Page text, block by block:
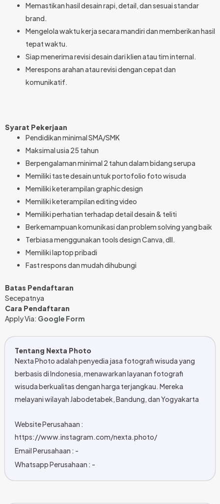
Memastikan hasil desain rapi, detail, dan sesuai standar
brand.
Mengelola waktu kerja secara mandiri dan memberikan hasil
tepat waktu.
Siap menerima revisi desain dari klien atau tim internal.
Merespons arahan atau revisi dengan cepat dan
komunikatif.
Syarat Pekerjaan
Pendidikan minimal SMA/SMK
Maksimal usia 25 tahun
Berpengalaman minimal 2 tahun dalam bidang serupa
Memiliki taste desain untuk portofolio foto wisuda
Memiliki keterampilan graphic design
Memiliki keterampilan editing video
Memiliki perhatian terhadap detail desain & teliti
Berkemampuan komunikasi dan problem solving yang baik
Terbiasa menggunakan tools design Canva, dll.
Memiliki laptop pribadi
Fast respons dan mudah dihubungi
Batas Pendaftaran
Secepatnya
Cara Pendaftaran
Apply Via: Google Form
Tentang Nexta Photo
Nexta Photo adalah penyedia jasa fotografi wisuda yang
berbasis di Indonesia, menawarkan layanan fotografi
wisuda berkualitas dengan harga terjangkau. Mereka
melayani wilayah Jabodetabek, Bandung, dan Yogyakarta
Website Perusahaan :
https://www.instagram.com/nexta.photo/
Email Perusahaan : -
Whatsapp Perusahaan : -